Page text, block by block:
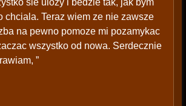
sie ulozy i bedzie tak, jak bym
chciala. Teraz wiem ze nie zawsze
na pewno pomoze mi pozamykac
wszystko od nowa. Serdecznie
”